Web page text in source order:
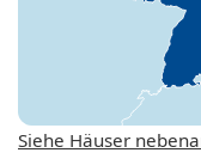
Siehe Häuser